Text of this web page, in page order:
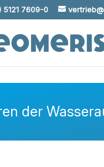
5121 7609-0
der